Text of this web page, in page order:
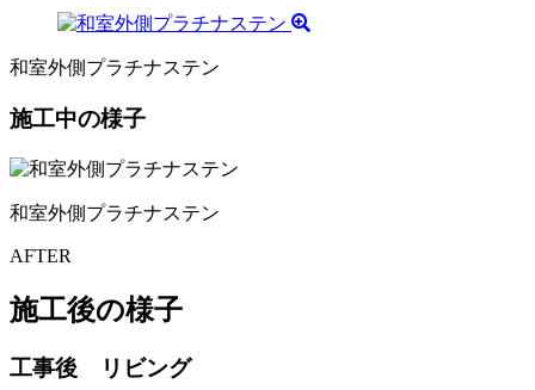
和室外側プラチナステン
施工中の様子
和室外側プラチナステン
AFTER
施工後の様子
工事後 リビング